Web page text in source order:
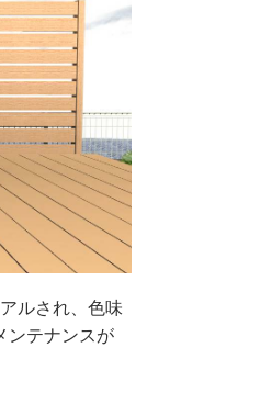
ルされ、色味
ンテナンスが